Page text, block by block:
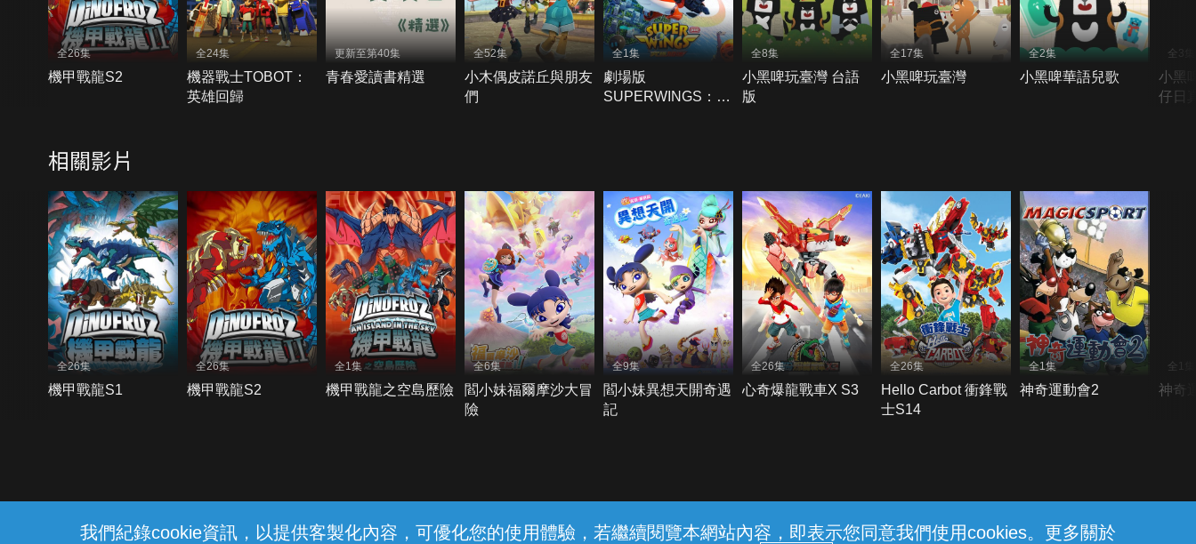
我們紀錄cookie資訊，以提供客製化內容，可優化您的使用體驗，若繼續閱覽本網站內容，即表示您同意我們使用cookies。更多關於
全26集
機甲戰龍S2
全24集
機器戰士TOBOT：
英雄回歸
更新至第40集
青春愛讀書精選
全52集
小木偶皮諾丘與朋友
們
全1集
劇場版
SUPERWINGS：究
全8集
小黑啤玩臺灣 台語
版
全17集
小黑啤玩臺灣
全2集
小黑啤華語兒歌
全3集
小黑
仔日
相關影片
全26集
機甲戰龍S1
全26集
機甲戰龍S2
全1集
機甲戰龍之空島歷險
全6集
閻小妹福爾摩沙大冒
險
全9集
閻小妹異想天開奇遇
記
全26集
心奇爆龍戰車X S3
全26集
Hello Carbot 衝鋒戰
士S14
全1集
神奇運動會2
全1集
神奇
線上客服 服務條款 隱私權保護